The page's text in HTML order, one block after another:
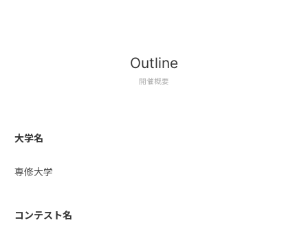
Outline
開催概要
大学名
専修大学
コンテスト名